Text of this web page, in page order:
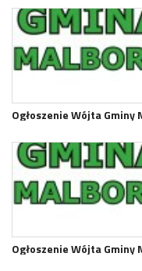
Ogłoszenie Wójta Gminy
Ogłoszenie Wójta